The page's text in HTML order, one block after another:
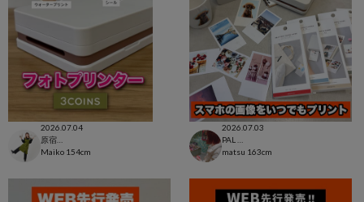
2026.07.04
Maiko 154cm
2026.07.03
matsu 163cm